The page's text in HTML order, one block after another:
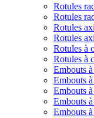
Rotules
Rotules
Rotules
Rotules
Rotules à
Rotules à
Embouts
Embouts
Embouts
Embouts
Embouts